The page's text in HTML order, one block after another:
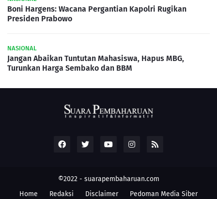
Boni Hargens: Wacana Pergantian Kapolri Rugikan
Presiden Prabowo
NASIONAL
Jangan Abaikan Tuntutan Mahasiswa, Hapus MBG,
Turunkan Harga Sembako dan BBM
©2022 - suarapembaharuan.com
Home
Redaksi Disclaimer Pedoman Media Siber